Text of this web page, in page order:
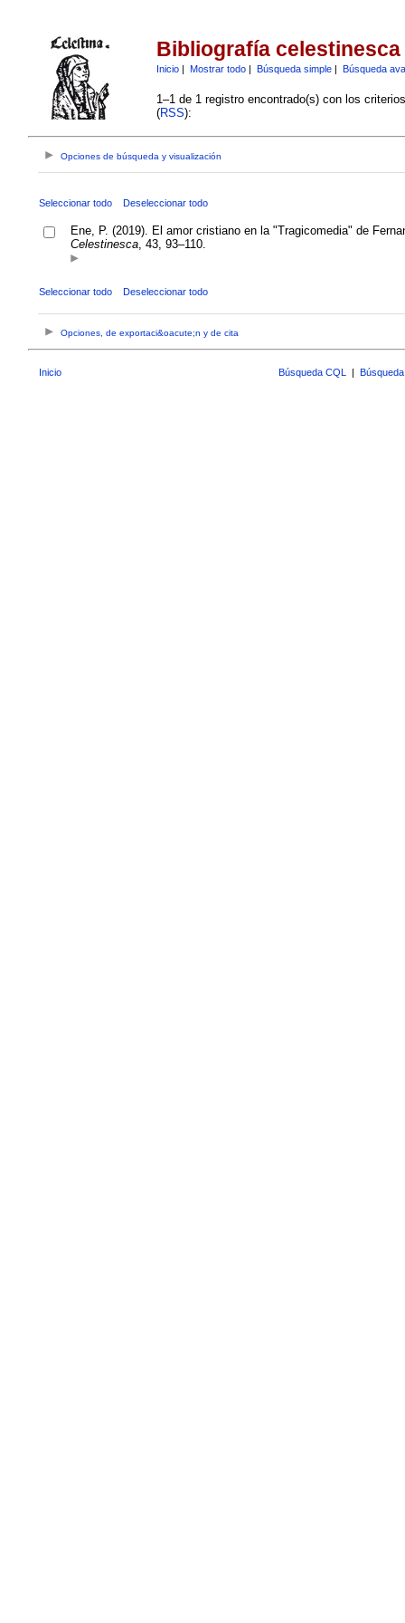
Bibliografía celestinesca
Inicio| Mostrar todo| Búsqueda simple| Búsqueda
1–1 de 1 registro encontrado(s) con los
(RSS):
Opciones de búsqueda y visualización
Seleccionar todo Deseleccionar todo
Ene, P. (2019). El amor cristiano en la "Tragicomedia" de
Celestinesca, 43, 93–110.
Seleccionar todo Deseleccionar todo
Opciones, de exportaci&oacute;n y de cita
Inicio Búsqueda CQL |